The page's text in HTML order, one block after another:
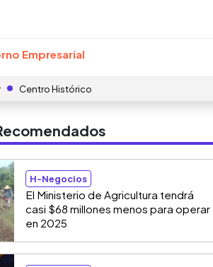
Empresarial
Centro Histórico
H-Negocios
El Ministerio de Agricultura tendrá
casi $68 millones menos para operar
en 2025